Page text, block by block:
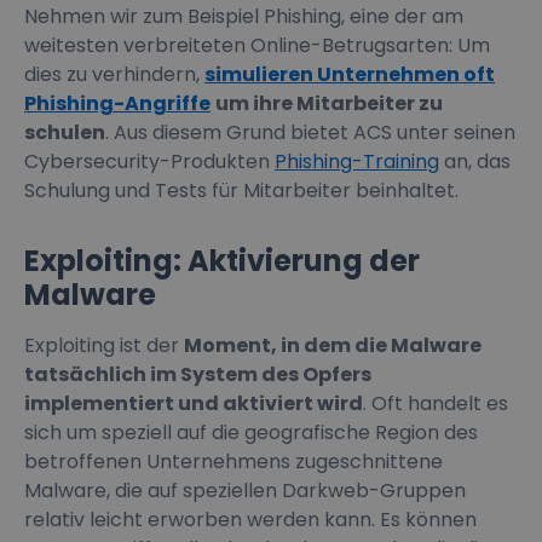
Nehmen wir zum Beispiel Phishing, eine der am
weitesten verbreiteten Online-Betrugsarten: Um
dies zu verhindern, simulieren Unternehmen oft
Phishing-Angriffe um ihre Mitarbeiter zu
schulen. Aus diesem Grund bietet ACS unter seinen
Cybersecurity-Produkten Phishing-Training an, das
Schulung und Tests für Mitarbeiter beinhaltet.
Exploiting: Aktivierung der
Malware
Exploiting ist der Moment, in dem die Malware
tatsächlich im System des Opfers
implementiert und aktiviert wird. Oft handelt es
sich um speziell auf die geografische Region des
betroffenen Unternehmens zugeschnittene
Malware, die auf speziellen Darkweb-Gruppen
relativ leicht erworben werden kann. Es können